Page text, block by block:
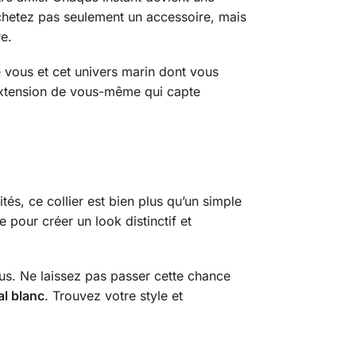
pas seulement un accessoire, mais
et cet univers marin dont vous
de vous-même qui capte
ce collier est bien plus qu’un simple
pour créer un look distinctif et
Ne laissez pas passer cette chance
blanc. Trouvez votre style et